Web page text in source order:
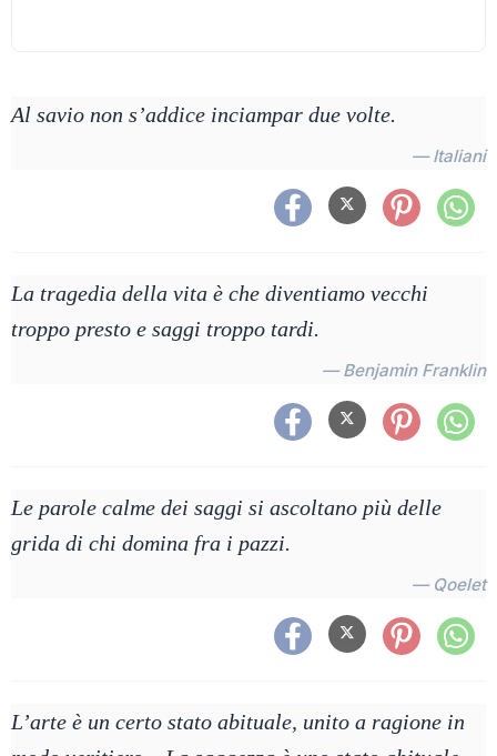
Al savio non s’addice inciampar due volte.
— Italiani
La tragedia della vita è che diventiamo vecchi
troppo presto e saggi troppo tardi.
— Benjamin Franklin
Le parole calme dei saggi si ascoltano più delle
grida di chi domina fra i pazzi.
— Qoelet
L’arte è un certo stato abituale, unito a ragione in